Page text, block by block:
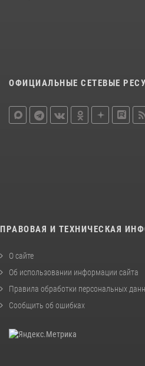
ОФИЦИАЛЬНЫЕ СЕТЕВЫЕ
ПРАВОВАЯ И ТЕХНИЧЕСКАЯ
О сайте
Об использовании информации сайта
Правила обработки персональных
Сообщить об ошибках